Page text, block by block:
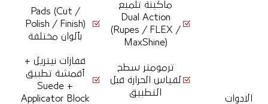
الادوات
ماكينة تلميع
Dual Action
(Rupes / FLEX /
MaxShine)
Pads (Cut /
Polish / Finish)
بألوان مختلفة
ترمومتر سطح
لقياس الحرارة قبل
التطبيق
قفازات نيتريل +
أقمشة تطبيق
Suede +
Applicator Block